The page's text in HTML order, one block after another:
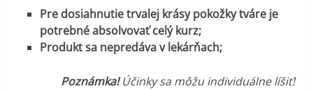
Pre dosiahnutie trvalej krásy pokožky tváre je
potrebné absolvovať celý kurz;
Produkt sa nepredáva v lekárňach;
Poznámka!Účinky sa môžu individuálne líšiť!